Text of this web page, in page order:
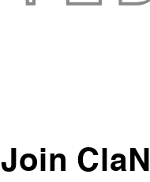
Join ClaN